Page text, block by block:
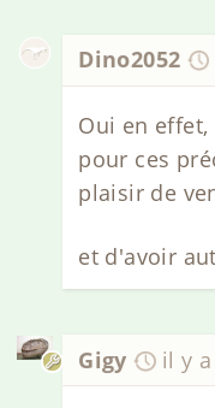
Dino2052
Oui en
pour ces
plaisir de
et d'avoir
Gigy il y